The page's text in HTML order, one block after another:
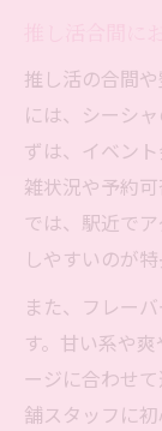
初めてで
初
制
推し
ト
スタ
池袋
はじ
理由
推し活の合間
には、シーシ
ずは、イベン
雑状況や予約
では、駅近で
しやすいのが特
また、フレー
す。甘い系や
ージに合わせ
舗スタッフに